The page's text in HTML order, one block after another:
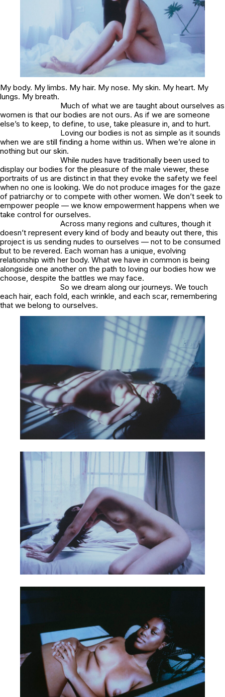
My body. My limbs. My hair. My nose. My skin. My heart. My
lungs. My breath.
Much of what we are taught about ourselves as
women is that our bodies are not ours. As if we are someone
else’s to keep, to define, to use, take pleasure in, and to hurt.
Loving our bodies is not as simple as it sounds
when we are still finding a home within us. When we’re alone in
nothing but our skin.
While nudes have traditionally been used to
display our bodies for the pleasure of the male viewer, these
portraits of us are distinct in that they evoke the safety we feel
when no one is looking. We do not produce images for the gaze
of patriarchy or to compete with other women. We don’t seek to
empower people — we know empowerment happens when we
take control for ourselves.
Across many regions and cultures, though it
doesn’t represent every kind of body and beauty out there, this
project is us sending nudes to ourselves — not to be consumed
but to be revered. Each woman has a unique, evolving
relationship with her body. What we have in common is being
alongside one another on the path to loving our bodies how we
choose, despite the battles we may face.
So we dream along our journeys. We touch
each hair, each fold, each wrinkle, and each scar, remembering
that we belong to ourselves.